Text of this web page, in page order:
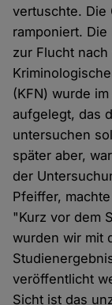
vertuschte. Die
ramponiert.
zur Flucht
(KFN) wurde
aufgelegt, das
untersuchen
später aber,
der
Pfeiffer,
"Kurz vor dem
wurden wir mit
veröffentlicht
Sicht ist das